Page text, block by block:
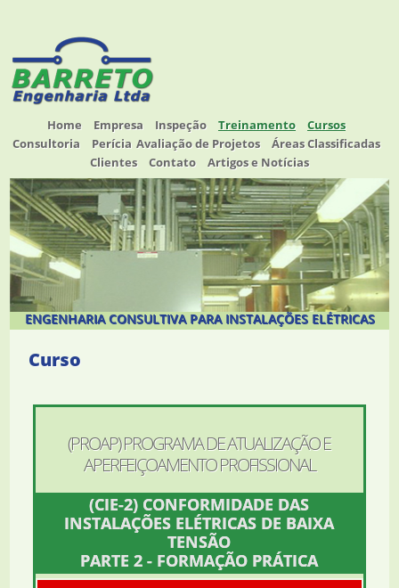
Home Empresa Inspeção Treinamento
Cursos
Consultoria
Perícia Avaliação de Projetos
Áreas Classificadas
Clientes
Contato Artigos e Notícias
ENGENHARIA CONSULTIVA PARA INSTALAÇÕES ELÉTRICAS
Curso
(PROAP) PROGRAMA DE ATUALIZAÇÃO E
APERFEIÇOAMENTO PROFISSIONAL
(CIE-2) CONFORMIDADE DAS
INSTALAÇÕES ELÉTRICAS DE BAIXA
TENSÃO
PARTE 2 - FORMAÇÃO PRÁTICA